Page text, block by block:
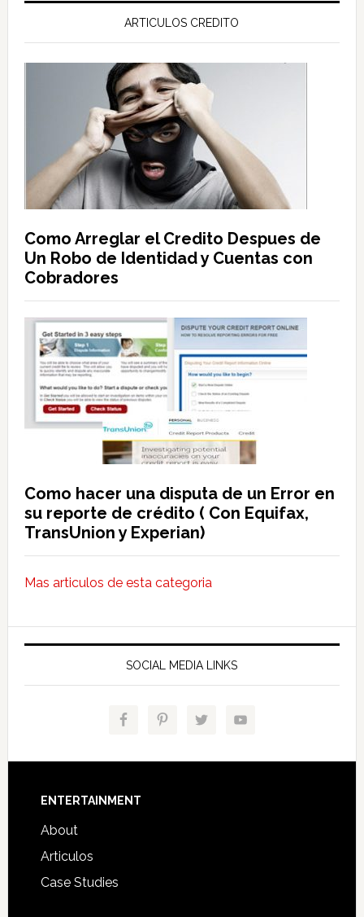
ARTICULOS CREDITO
Como Arreglar el Credito Despues de
Un Robo de Identidad y Cuentas con
Cobradores
Como hacer una disputa de un Error en
su reporte de crédito ( Con Equifax,
TransUnion y Experian)
Mas articulos de esta categoria
SOCIAL MEDIA LINKS
Footer
ENTERTAINMENT
About
Articulos
Case Studies